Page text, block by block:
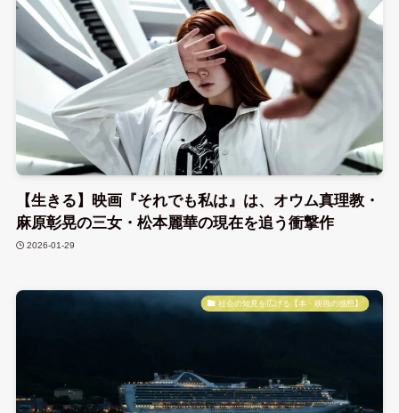
【生きる】映画『それでも私は』は、オウム真理教・
麻原彰晃の三女・松本麗華の現在を追う衝撃作
2026-01-29
社会の知見を広げる【本・映画の感想】